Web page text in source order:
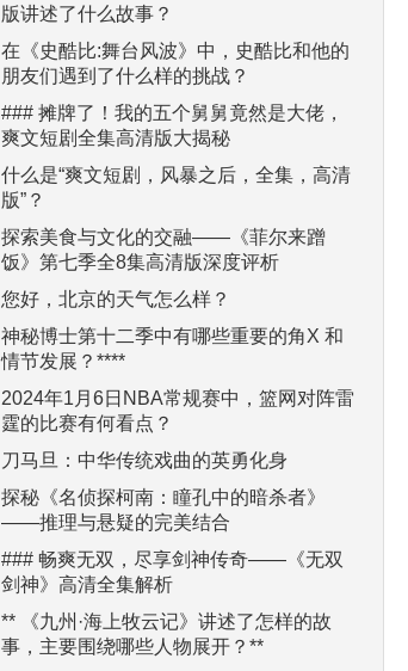
版讲述了什么故事？
在《史酷比:舞台风波》中，史酷比和他的
朋友们遇到了什么样的挑战？
### 摊牌了！我的五个舅舅竟然是大佬，
爽文短剧全集高清版大揭秘
什么是“爽文短剧，风暴之后，全集，高清
版”？
探索美食与文化的交融——《菲尔来蹭
饭》第七季全8集高清版深度评析
您好，北京的天气怎么样？
神秘博士第十二季中有哪些重要的角X 和
情节发展？****
2024年1月6日NBA常规赛中，篮网对阵雷
霆的比赛有何看点？
刀马旦：中华传统戏曲的英勇化身
探秘《名侦探柯南：瞳孔中的暗杀者》
——推理与悬疑的完美结合
### 畅爽无双，尽享剑神传奇——《无双
剑神》高清全集解析
** 《九州·海上牧云记》讲述了怎样的故
事，主要围绕哪些人物展开？**